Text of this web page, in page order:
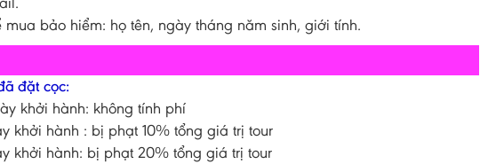
bảo hiểm: họ tên, ngày tháng năm sinh, giới tính.
đặt cọc:
khởi hành: không tính phí
khởi hành : bị phạt 10% tổng giá trị tour
khởi hành: bị phạt 20% tổng giá trị tour